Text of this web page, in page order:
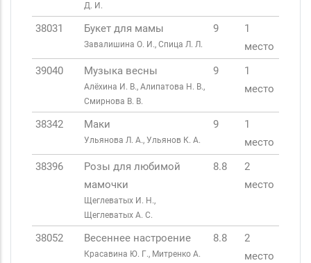
Д. И.
38031 Букет для мамы
Завалишина О. И., Спица Л. Л.
9
1
место
39040
Музыка весны
Алёхина И. В., Алипатова Н. В.,
Смирнова В. В.
9
1
место
38342 Маки
Ульянова Л. А., Ульянов К. А.
9
1
место
38396
Розы для любимой
мамочки
Щеглеватых И. Н.,
Щеглеватых А. С.
8.8
2
место
38052 Весеннее настроение
Красавина Ю. Г., Митренко А.
8.8
2
место